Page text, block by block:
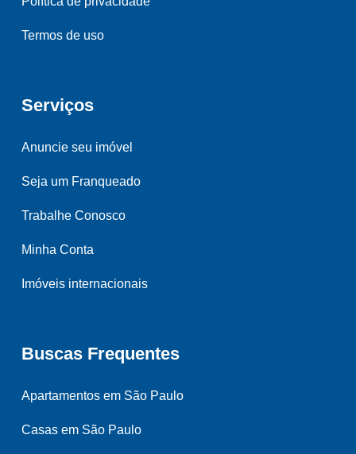
Termos de uso
Serviços
Anuncie seu imóvel
Seja um Franqueado
Trabalhe Conosco
Minha Conta
Imóveis internacionais
Buscas Frequentes
Apartamentos em São Paulo
Casas em São Paulo